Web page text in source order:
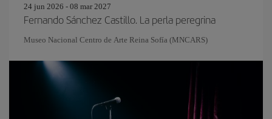
24 jun 2026 - 08 mar 2027
Fernando Sánchez Castillo. La perla peregrina
Museo Nacional Centro de Arte Reina Sofía (MNCARS)